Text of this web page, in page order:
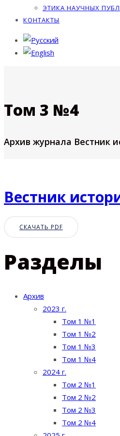
ЭТИКА НАУЧНЫХ
КОНТАКТЫ
Том 3 №4
Архив журнала Вестник
Вестник
СКАЧАТЬ PDF
Разделы
Архив
2023 г.
Том 1 №1
Том 1 №2
Том 1 №3
Том 1 №4
2024 г.
Том 2 №1
Том 2 №2
Том 2 №3
Том 2 №4